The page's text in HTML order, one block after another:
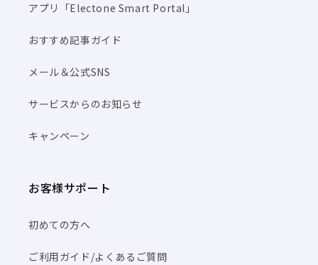
アプリ「Electone Smart Portal」
おすすめ記事ガイド
メール＆公式SNS
サービスからのお知らせ
キャンペーン
お客様サポート
初めての方へ
ご利用ガイド/よくあるご質問